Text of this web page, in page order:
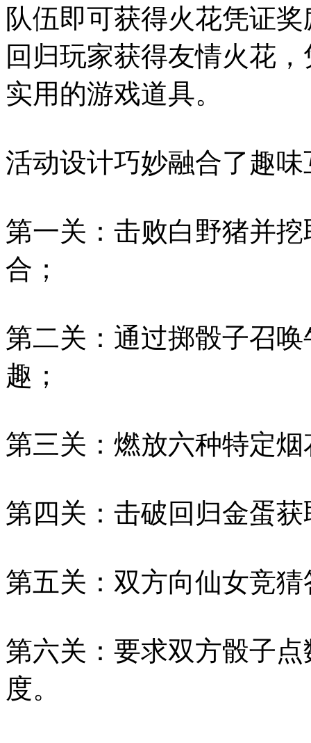
队伍即可获得火花凭证
回归玩家获得友情火花
实用的游戏道具。
活动设计巧妙融合了趣
第一关：击败白野猪并
合；
第二关：通过掷骰子召
趣；
第三关：燃放六种特定
第四关：击破回归金蛋
第五关：双方向仙女竞
第六关：要求双方骰子
度。